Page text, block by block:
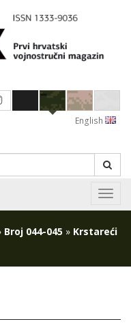
English
Broj 044-045 » Krstareći